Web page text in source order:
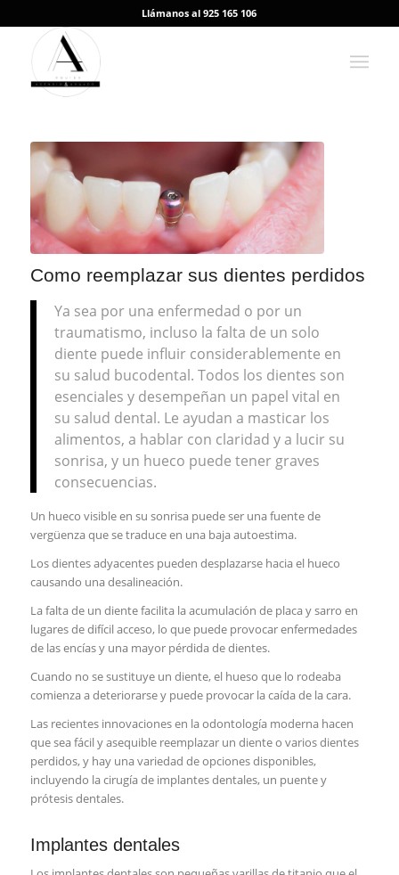
Llámanos al 925 165 106
Como reemplazar sus dientes perdidos
Ya sea por una enfermedad o por un
traumatismo, incluso la falta de un solo
diente puede influir considerablemente en
su salud bucodental. Todos los dientes son
esenciales y desempeñan un papel vital en
su salud dental. Le ayudan a masticar los
alimentos, a hablar con claridad y a lucir su
sonrisa, y un hueco puede tener graves
consecuencias.
Un hueco visible en su sonrisa puede ser una fuente de
vergüenza que se traduce en una baja autoestima.
Los dientes adyacentes pueden desplazarse hacia el hueco
causando una desalineación.
La falta de un diente facilita la acumulación de placa y sarro en
lugares de difícil acceso, lo que puede provocar enfermedades
de las encías y una mayor pérdida de dientes.
Cuando no se sustituye un diente, el hueso que lo rodeaba
comienza a deteriorarse y puede provocar la caída de la cara.
Las recientes innovaciones en la odontología moderna hacen
que sea fácil y asequible reemplazar un diente o varios dientes
perdidos, y hay una variedad de opciones disponibles,
incluyendo la cirugía de implantes dentales, un puente y
prótesis dentales.
Implantes dentales